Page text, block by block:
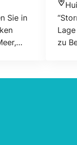
Sie in
Sie
und
Hotel
zu
den